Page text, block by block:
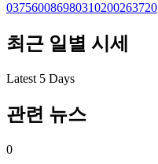
037560086980310200263720
최근 일별 시세
Latest 5 Days
관련 뉴스
0